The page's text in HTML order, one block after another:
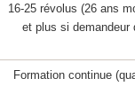
16-25 révolus (26 ans
et plus si demandeur
Formation continue